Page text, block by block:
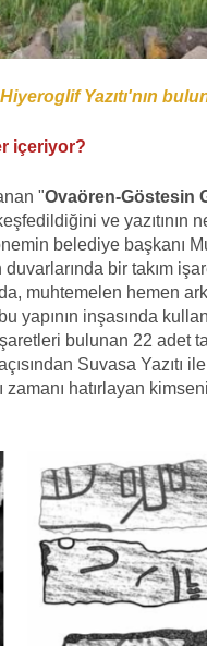
Yazıtı'nın
içeriyor?
"Ovaören-Göstesin
ve
belediye
bir takım
muhtemelen hemen
yapının inşasında
bulunan 22 adet
Suvasa Yazıtı
hatırlayan